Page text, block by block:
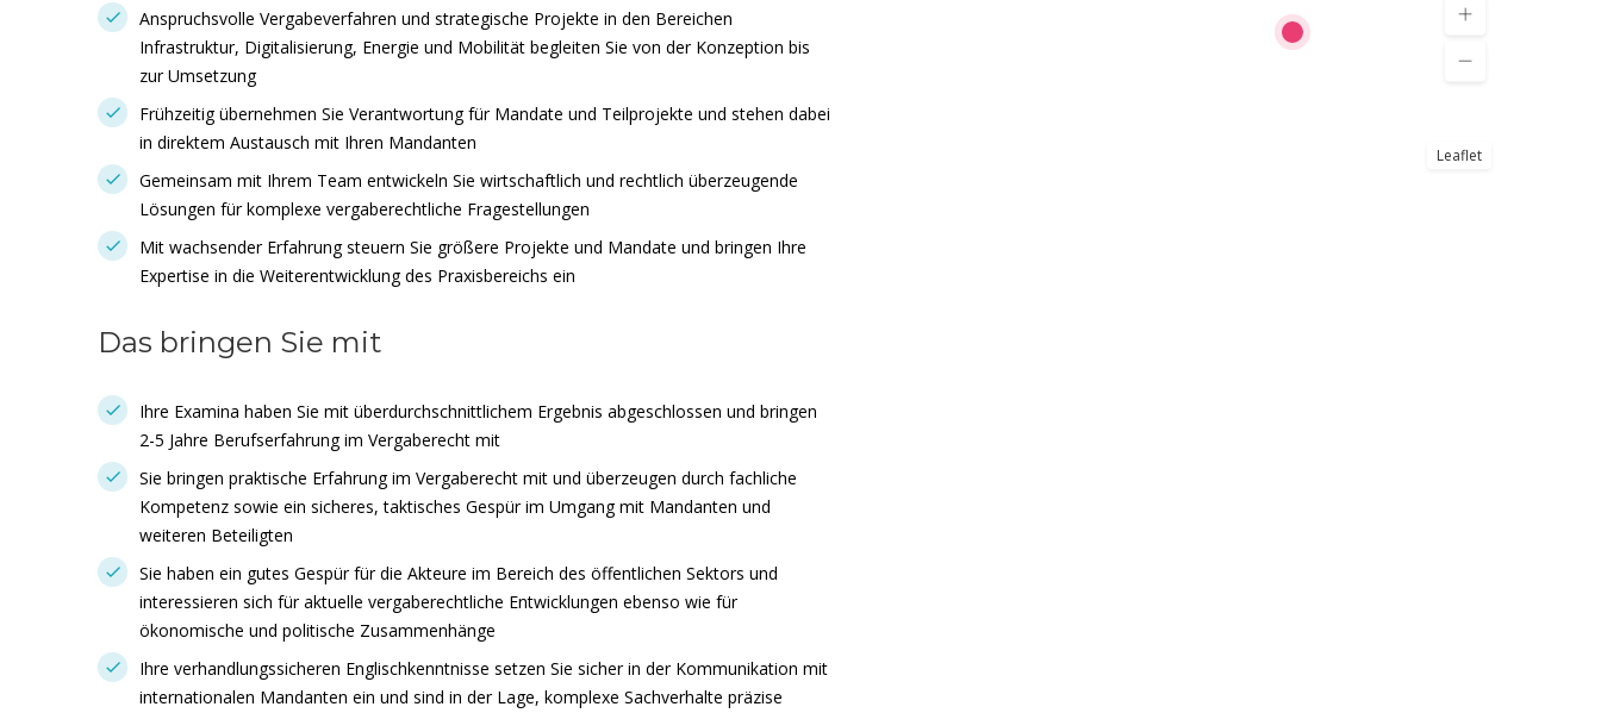
Anspruchsvolle Vergabeverfahren und strategische Projekte in den Bereichen
Infrastruktur, Digitalisierung, Energie und Mobilität begleiten Sie von der Konzeption bis
zur Umsetzung
Frühzeitig übernehmen Sie Verantwortung für Mandate und Teilprojekte und stehen dabei
in direktem Austausch mit Ihren Mandanten
Gemeinsam mit Ihrem Team entwickeln Sie wirtschaftlich und rechtlich überzeugende
Lösungen für komplexe vergaberechtliche Fragestellungen
Mit wachsender Erfahrung steuern Sie größere Projekte und Mandate und bringen Ihre
Expertise in die Weiterentwicklung des Praxisbereichs ein
Das bringen Sie mit
Ihre Examina haben Sie mit überdurchschnittlichem Ergebnis abgeschlossen und bringen
2-5 Jahre Berufserfahrung im Vergaberecht mit
Sie bringen praktische Erfahrung im Vergaberecht mit und überzeugen durch fachliche
Kompetenz sowie ein sicheres, taktisches Gespür im Umgang mit Mandanten und
weiteren Beteiligten
Sie haben ein gutes Gespür für die Akteure im Bereich des öffentlichen Sektors und
interessieren sich für aktuelle vergaberechtliche Entwicklungen ebenso wie für
ökonomische und politische Zusammenhänge
Ihre verhandlungssicheren Englischkenntnisse setzen Sie sicher in der Kommunikation mit
internationalen Mandanten ein und sind in der Lage, komplexe Sachverhalte präzise
Leaflet